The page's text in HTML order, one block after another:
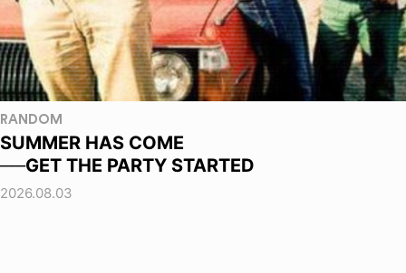
RANDOM
SUMMER HAS COME
──GET THE PARTY STARTED
2026.08.03